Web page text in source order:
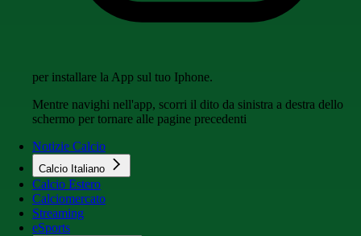
per installare la App sul tuo Iphone.
Mentre navighi nell'app, scorri il dito da sinistra a destra dello
schermo per tornare alle pagine precedenti
Notizie Calcio
Calcio Italiano
Calcio Estero
Calciomercato
Streaming
eSports